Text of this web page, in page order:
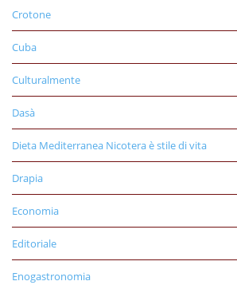
Crotone
Cuba
Culturalmente
Dasà
Dieta Mediterranea Nicotera è stile di vita
Drapia
Economia
Editoriale
Enogastronomia